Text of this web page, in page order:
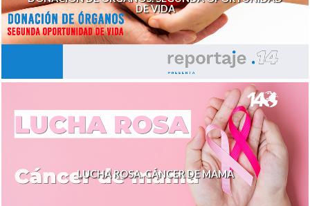
DE VIDA
LUCHA ROSA. CÁNCER DE MAMA